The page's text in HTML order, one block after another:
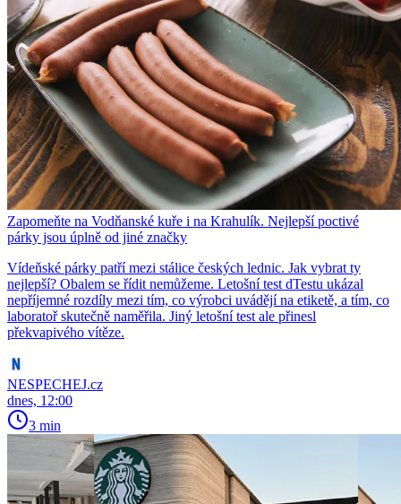
Zapomeňte na Vodňanské kuře i na Krahulík. Nejlepší poctivé
párky jsou úplně od jiné značky
Vídeňské párky patří mezi stálice českých lednic. Jak vybrat ty
nejlepší? Obalem se řídit nemůžeme. Letošní test dTestu ukázal
nepříjemné rozdíly mezi tím, co výrobci uvádějí na etiketě, a tím, co
laboratoř skutečně naměřila. Jiný letošní test ale přinesl
překvapivého vítěze.
NESPECHEJ.cz
dnes, 12:00
3 min